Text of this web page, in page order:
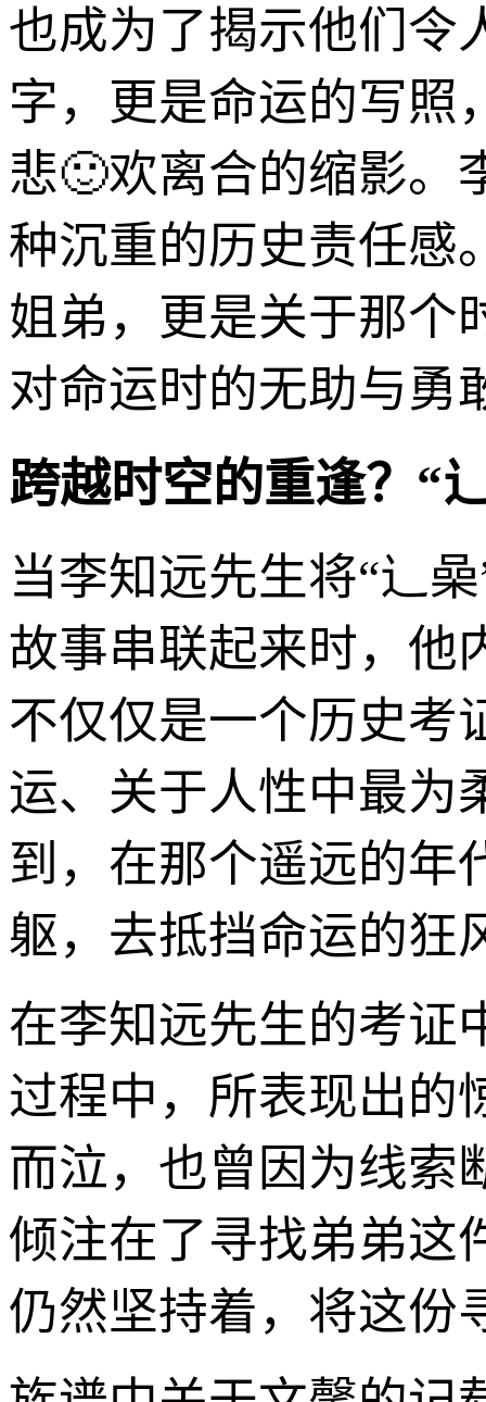
也成为了揭示他们令
字，更是命运的写照
悲🙂欢离合的缩影。
种沉重的历史责任感
姐弟，更是关于那个
对命运时的无助与勇
跨越时空的重逢？“
当李知远先生将“辶
故事串联起来时，他
不仅仅是一个历史考
运、关于人性中最为
到，在那个遥远的年
躯，去抵挡命运的狂
在李知远先生的考证
过程中，所表现出的
而泣，也曾因为线索
倾注在了寻找弟弟这
仍然坚持着，将这份